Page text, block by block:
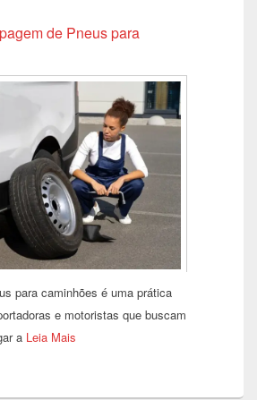
de Pneus para
para caminhões é uma prática
e motoristas que buscam
a Leia Mais